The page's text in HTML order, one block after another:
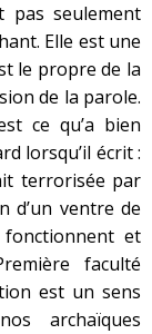
pas seulement
Elle est une
le propre de la
de la parole.
ce qu’a bien
lorsqu’il écrit :
terrorisée par
d’un ventre de
et
faculté
est un sens
archaïques